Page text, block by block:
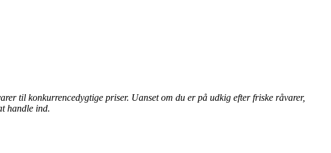
til konkurrencedygtige priser. Uanset om du er på udkig efter friske råvarer,
handle ind.